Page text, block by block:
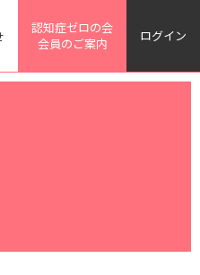
認知症ゼロの会
会員のご案内
ログイン